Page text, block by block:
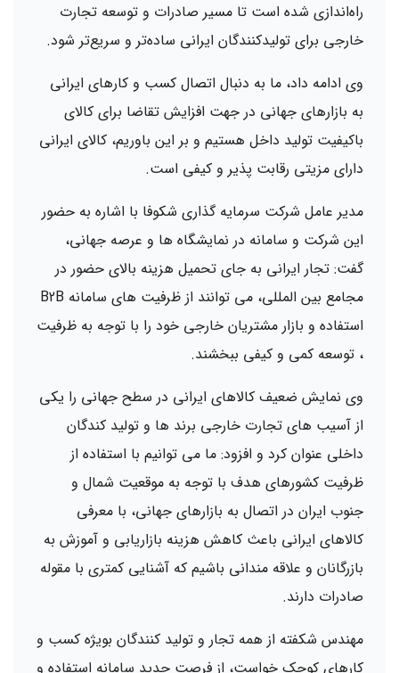
راه‌اندازی شده است تا مسیر صادرات و توسعه تجارت
خارجی برای تولیدکنندگان ایرانی ساده‌تر و سریع‌تر شود.
وی ادامه داد، ما به دنبال اتصال کسب و کارهای ایرانی
به بازارهای جهانی در جهت افزایش تقاضا برای کالای
باکیفیت تولید داخل هستیم و بر این باوریم، کالای ایرانی
دارای مزیتی رقابت پذیر و کیفی است.
مدیر عامل شرکت سرمایه گذاری شکوفا با اشاره به حضور
این شرکت و سامانه در نمایشگاه ها و عرصه جهانی،
گفت: تجار ایرانی به جای تحمیل هزینه بالای حضور در
مجامع بین المللی، می توانند از ظرفیت های سامانه B2B
استفاده و بازار مشتریان خارجی خود را با توجه به ظرفیت
، توسعه کمی و کیفی ببخشند.
وی نمایش ضعیف کالاهای ایرانی در سطح جهانی را یکی
از آسیب های تجارت خارجی برند ها و تولید کندگان
داخلی عنوان کرد و افزود: ما می توانیم با استفاده از
ظرفیت کشورهای هدف با توجه به موقعیت شمال و
جنوب ایران در اتصال به بازارهای جهانی، با معرفی
کالاهای ایرانی باعث کاهش هزینه بازاریابی و آموزش به
بازرگانان و علاقه مندانی باشیم که آشنایی کمتری با مقوله
صادرات دارند.
مهندس شکفته از همه تجار و تولید کنندگان بویژه کسب و
کارهای کوچک خواست، از فرصت جدید سامانه استفاده و